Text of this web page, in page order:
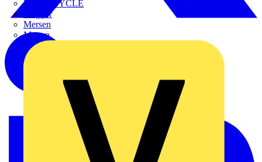
LIGHTCYCLE
Megger
Mersen
Merten